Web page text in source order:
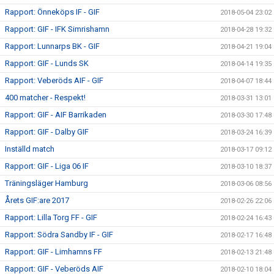
Rapport: Önneköps IF - GIF 2018-05-04 23:02
Rapport: GIF - IFK Simrishamn 2018-04-28 19:32
Rapport: Lunnarps BK - GIF 2018-04-21 19:04
Rapport: GIF - Lunds SK 2018-04-14 19:35
Rapport: Veberöds AIF - GIF 2018-04-07 18:44
400 matcher - Respekt! 2018-03-31 13:01
Rapport: GIF - AIF Barrikaden 2018-03-30 17:48
Rapport: GIF - Dalby GIF 2018-03-24 16:39
Inställd match 2018-03-17 09:12
Rapport: GIF - Liga 06 IF 2018-03-10 18:37
Träningsläger Hamburg 2018-03-06 08:56
Årets GIF:are 2017 2018-02-26 22:06
Rapport: Lilla Torg FF - GIF 2018-02-24 16:43
Rapport: Södra Sandby IF - GIF 2018-02-17 16:48
Rapport: GIF - Limhamns FF 2018-02-13 21:48
Rapport: GIF - Veberöds AIF 2018-02-10 18:04